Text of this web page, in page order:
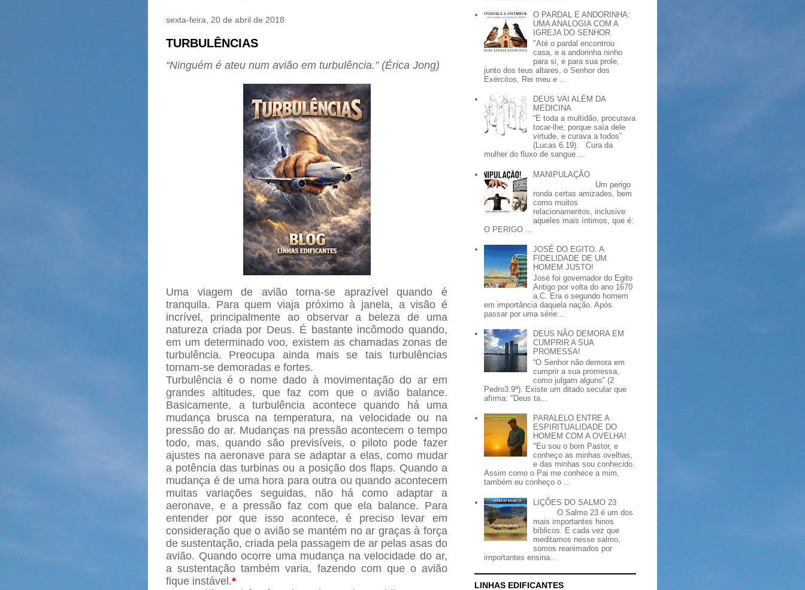
sexta-feira, 20 de abril de 2018
TURBULÊNCIAS
“Ninguém é ateu num avião em turbulência.” (Érica Jong)
Uma viagem de avião torna-se aprazível quando é
tranquila. Para quem viaja próximo à janela, a visão é
incrível, principalmente ao observar a beleza de uma
natureza criada por Deus. É bastante incômodo quando,
em um determinado voo, existem as chamadas zonas de
turbulência. Preocupa ainda mais se tais turbulências
tornam-se demoradas e fortes.
Turbulência é o nome dado à movimentação do ar em
grandes altitudes, que faz com que o avião balance.
Basicamente, a turbulência acontece quando há uma
mudança brusca na temperatura, na velocidade ou na
pressão do ar. Mudanças na pressão acontecem o tempo
todo, mas, quando são previsíveis, o piloto pode fazer
ajustes na aeronave para se adaptar a elas, como mudar
a potência das turbinas ou a posição dos flaps. Quando a
mudança é de uma hora para outra ou quando acontecem
muitas variações seguidas, não há como adaptar a
aeronave, e a pressão faz com que ela balance. Para
entender por que isso acontece, é preciso levar em
consideração que o avião se mantém no ar graças à força
de sustentação, criada pela passagem de ar pelas asas do
avião. Quando ocorre uma mudança na velocidade do ar,
a sustentação também varia, fazendo com que o avião
fique instável.*
O PARDAL E ANDORINHA:
UMA ANALOGIA COM A
IGREJA DO SENHOR
"Até o pardal encontrou
casa, e a andorinha ninho
para si, e para sua prole,
junto dos teus altares, o Senhor dos
Exércitos, Rei meu e ...
DEUS VAI ALÉM DA
MEDICINA
“E toda a multidão, procurava
tocar-lhe; porque saía dele
virtude, e curava a todos”
(Lucas 6.19). Cura da
mulher do fluxo de sangue ...
MANIPULAÇÃO
Um perigo
ronda certas amizades, bem
como muitos
relacionamentos, inclusive
aqueles mais íntimos, que é:
O PERIGO ...
JOSÉ DO EGITO. A
FIDELIDADE DE UM
HOMEM JUSTO!
José foi governador do Egito
Antigo por volta do ano 1670
a.C. Era o segundo homem
em importância daquela nação. Após
passar por uma série...
DEUS NÃO DEMORA EM
CUMPRIR A SUA
PROMESSA!
“O Senhor não demora em
cumprir a sua promessa,
como julgam alguns” (2
Pedro3.9ª). Existe um ditado secular que
afirma: "Deus ta...
PARALELO ENTRE A
ESPIRITUALIDADE DO
HOMEM COM A OVELHA!
"Eu sou o bom Pastor, e
conheço as minhas ovelhas,
e das minhas sou conhecido.
Assim como o Pai me conhece a mim,
também eu conheço o ...
LIÇÕES DO SALMO 23
O Salmo 23 é um dos
mais importantes hinos
bíblicos. E cada vez que
meditamos nesse salmo,
somos reanimados por
importantes ensina...
LINHAS EDIFICANTES